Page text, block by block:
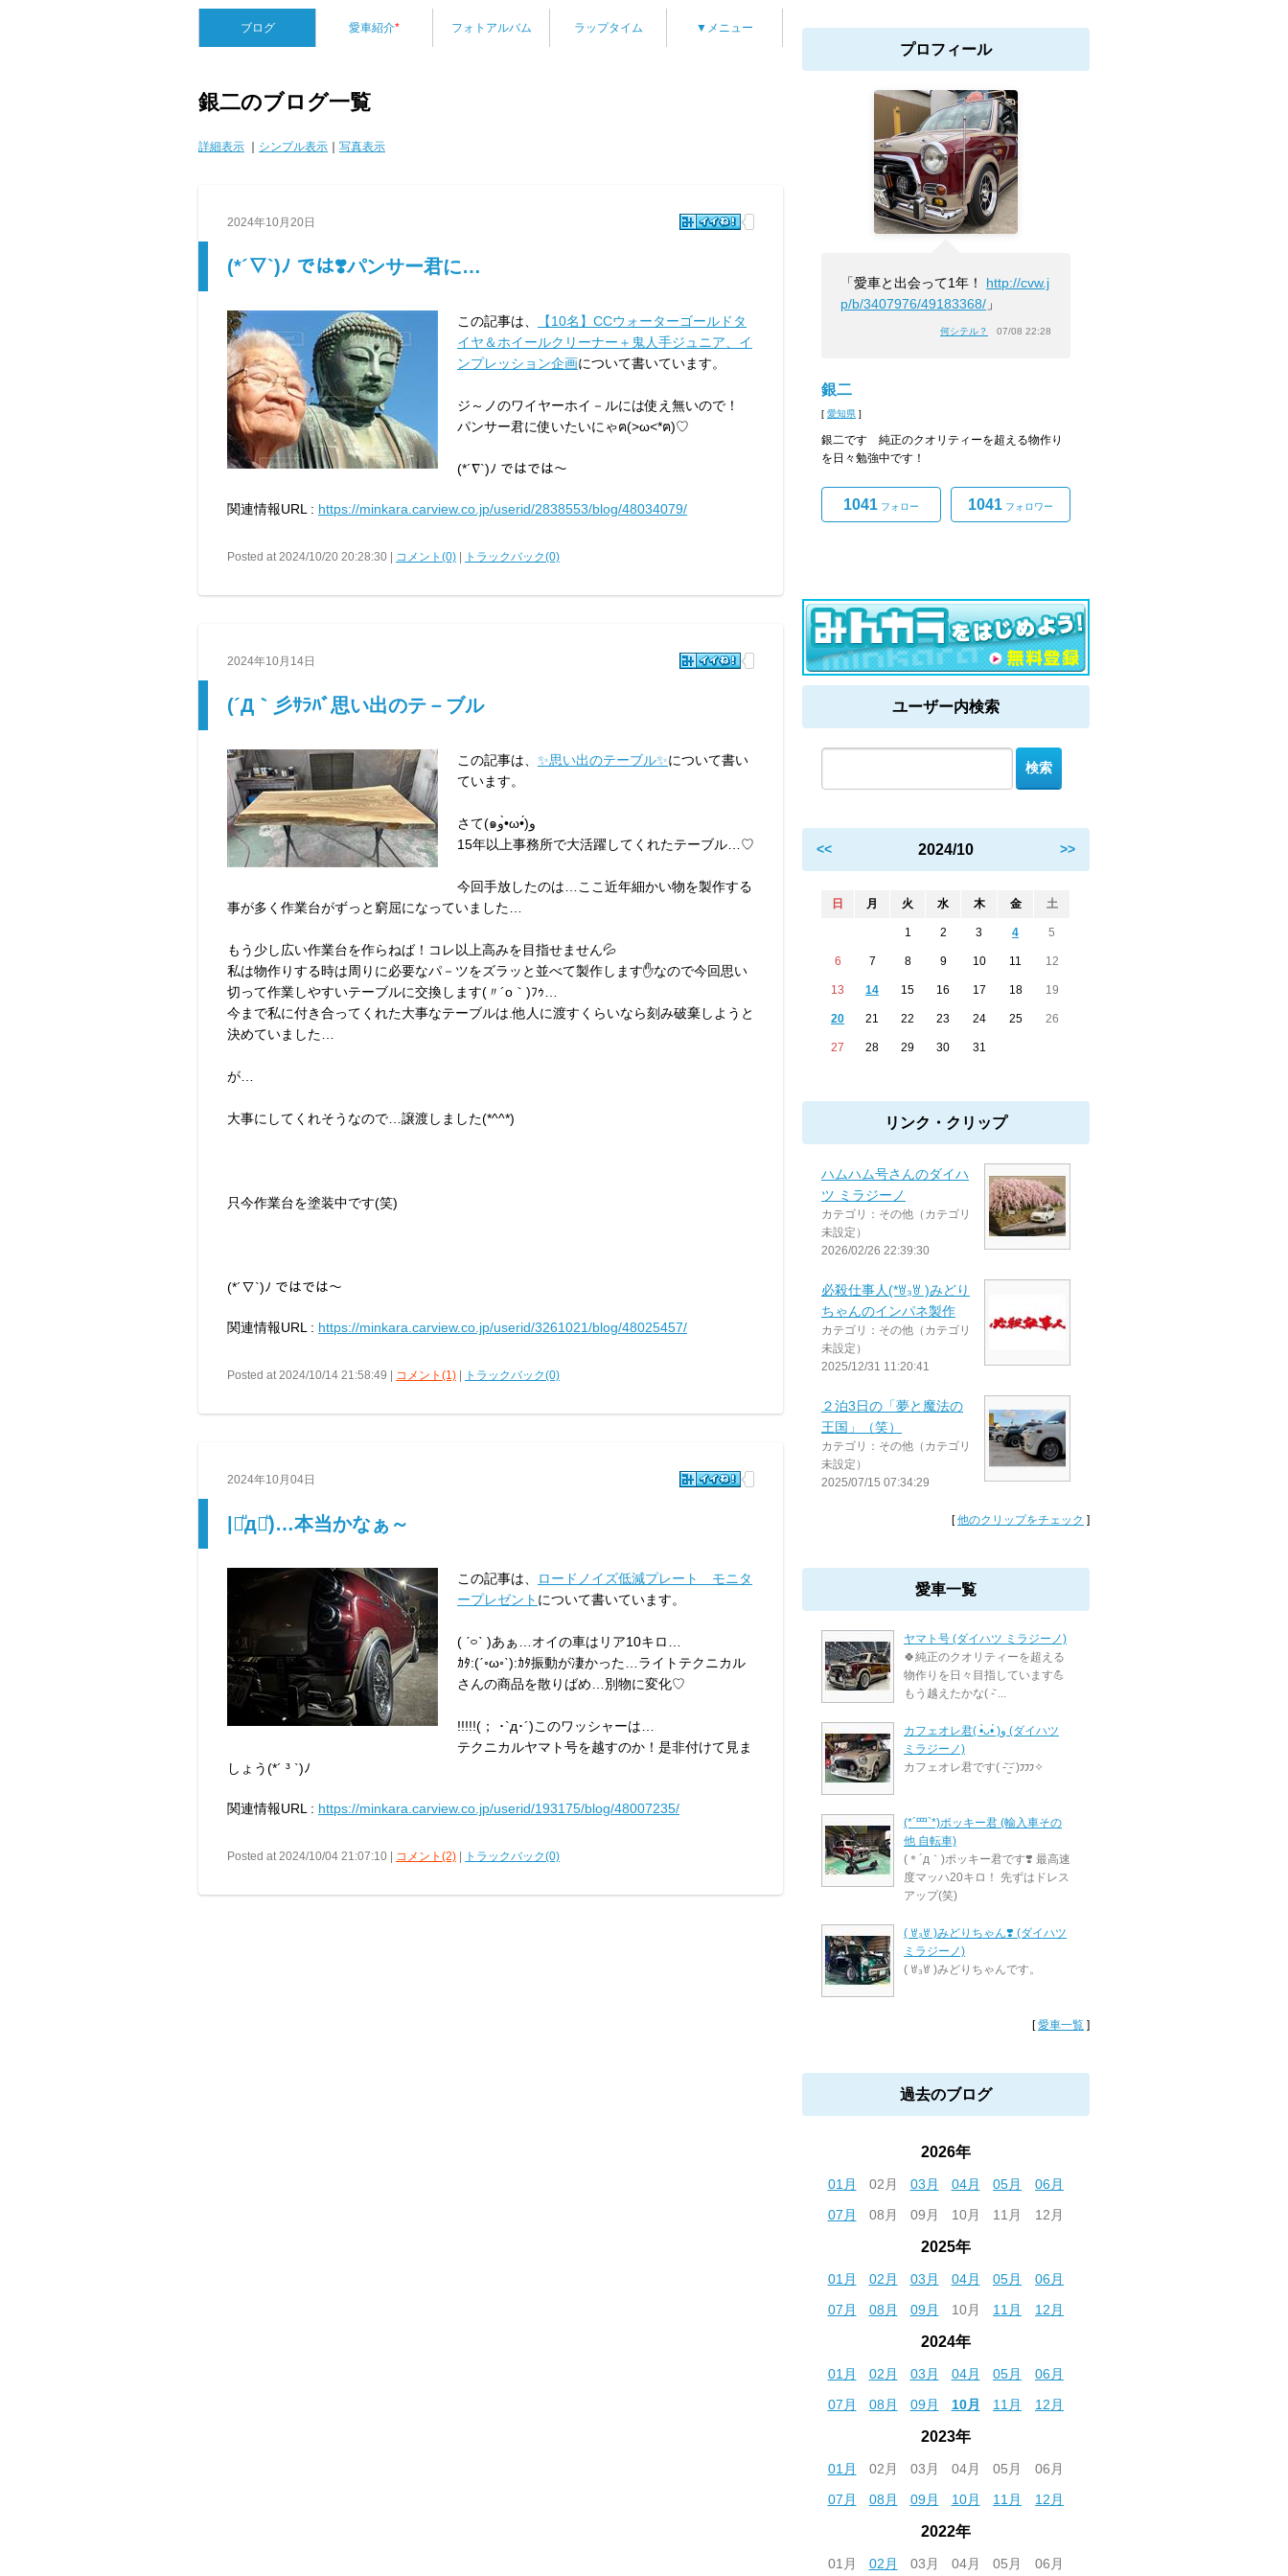
ブログ 愛車紹介* フォトアルバム ラップタイム ▼メニュー
銀二のブログ一覧
詳細表示 シンプル表示 写真表示
2024年10月20日
(*´∇`)ﾉ では❣️パンサー君に…
この記事は、
【10名】CCウォーターゴールドタ
イヤ＆ホイールクリーナー＋鬼人手ジュニア、イ
ンプレッション企画について書いています。
ジ～ノのワイヤーホイ－ルには使え無いので！
パンサー君に使いたいにゃฅ(>ω<*ฅ)♡
(*´∇`)ﾉ ではでは～
関連情報URL : https://minkara.carview.co.jp/userid/2838553/blog/48034079/
Posted at 2024/10/20 20:28:30 | コメント(0) トラックバック(0)
2024年10月14日
(´Д｀彡ｻﾗﾊﾞ思い出のテ－ブル
この記事は、 ✨思い出のテーブル✨について書い
ています。
さて(๑و•̀ω•́)و
15年以上事務所で大活躍してくれたテーブル…♡
今回手放したのは…ここ近年細かい物を製作する
事が多く作業台がずっと窮屈になっていました…
もう少し広い作業台を作らねば！コレ以上高みを目指せません💦
私は物作りする時は周りに必要なパ－ツをズラッと並べて製作します✋なので今回思い
切って作業しやすいテーブルに交換します(〃´o｀)ﾌｩ…
今まで私に付き合ってくれた大事なテーブルは.他人に渡すくらいなら刻み破棄しようと
決めていました…
が…
大事にしてくれそうなので…譲渡しました(*^^*)
只今作業台を塗装中です(笑)
(*´∇`)ﾉ ではでは～
関連情報URL : https://minkara.carview.co.jp/userid/3261021/blog/48025457/
Posted at 2024/10/14 21:58:49 | コメント(1) トラックバック(0)
2024年10月04日
|꒪ͧд꒪ͧ)…本当かなぁ～
この記事は、
ロードノイズ低減プレート モニタ
ープレゼント について書いています。
( ˊ࿁ˋ )あぁ…オイの車はリア10キロ…
ｶﾀ:(ˊ◦ω◦ˋ):ｶﾀ振動が凄かった…ライトテクニカル
さんの商品を散りばめ…別物に変化♡
!!!!!(； ･`д･´)このワッシャーは…
テクニカルヤマト号を越すのか！是非付けて見ま
しょう(*´ ³ `)ﾉ
関連情報URL : https://minkara.carview.co.jp/userid/193175/blog/48007235/
Posted at 2024/10/04 21:07:10 | コメント(2) トラックバック(0)
プロフィール
「愛車と出会って1年！ http://cvw.j
p/b/3407976/49183368/ 」
何シテル？ 07/08 22:28
銀二
[ 愛知県 ]
銀二です 純正のクオリティーを超える物作り
を日々勉強中です！
1041 フォロー 1041 フォロワー
ユーザー内検索
<< 2024/10 >>
日 月 火 水 木 金 土
1 2 3 4 5
6 7 8 9 10 11 12
13 14 15 16 17 18 19
20 21 22 23 24 25 26
27 28 29 30 31
リンク・クリップ
ハムハム号さんのダイハ
ツ ミラジーノ
カテゴリ：その他（カテゴリ
未設定）
2026/02/26 22:39:30
必殺仕事人(*ꇐ₃ꇐ )みどり
ちゃんのインパネ製作
カテゴリ：その他（カテゴリ
未設定）
2025/12/31 11:20:41
２泊3日の「夢と魔法の
王国」（笑）
カテゴリ：その他（カテゴリ
未設定）
2025/07/15 07:34:29
[他のクリップをチェック ]
愛車一覧
ヤマト号 (ダイハツ ミラジーノ)
🍀純正のクオリティーを超える
物作りを日々目指しています💪
もう越えたかな( -᷅ ...
カフェオレ君( •̀ᴗ•́ )و (ダイハツ
ミラジーノ)
カフェオレ君です( -᷅ ̫̈-᷄ )𐑲𐑲𐑲✧
(*´罒`*)ポッキー君 (輸入車その
他 自転車)
(＊´д｀)ポッキー君です❣️ 最高速
度マッハ20キロ！ 先ずはドレス
アップ(笑)
( ꇐ₃ꇐ )みどりちゃん❣️ (ダイハツ
ミラジーノ)
( ꇐ₃ꇐ )みどりちゃんです。
[愛車一覧 ]
過去のブログ
2026年
01月 02月 03月 04月 05月
06月
07月
08月 09月 10月 11月 12月
2025年
01月 02月 03月 04月 05月
06月
07月
08月 09月 10月 11月 12月
2024年
01月 02月 03月 04月 05月
06月
07月
08月 09月 10月 11月 12月
2023年
01月 02月 03月 04月 05月
06月
07月
08月 09月 10月 11月 12月
2022年
01月 02月 03月 04月 05月 06月